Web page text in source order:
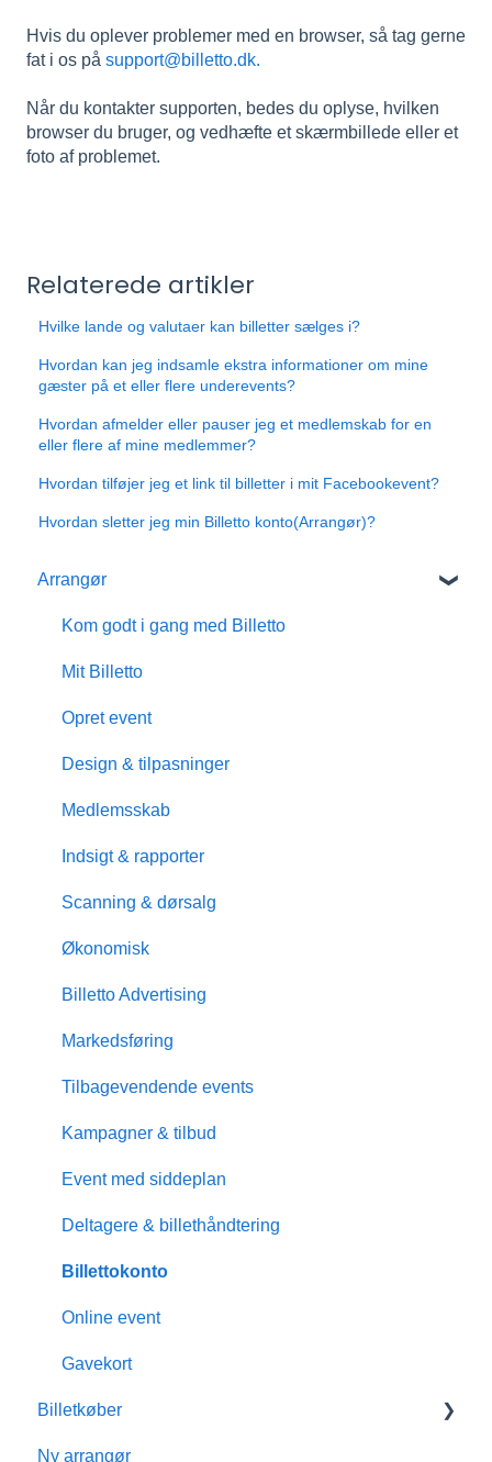
Hvis du oplever problemer med en browser, så tag gerne
fat i os på support@billetto.dk.
Når du kontakter supporten, bedes du oplyse, hvilken
browser du bruger, og vedhæfte et skærmbillede eller et
foto af problemet.
Relaterede artikler
Hvilke lande og valutaer kan billetter sælges i?
Hvordan kan jeg indsamle ekstra informationer om mine
gæster på et eller flere underevents?
Hvordan afmelder eller pauser jeg et medlemskab for en
eller flere af mine medlemmer?
Hvordan tilføjer jeg et link til billetter i mit Facebookevent?
Hvordan sletter jeg min Billetto konto(Arrangør)?
Arrangør
Kom godt i gang med Billetto
Mit Billetto
Opret event
Design & tilpasninger
Medlemsskab
Indsigt & rapporter
Scanning & dørsalg
Økonomisk
Billetto Advertising
Markedsføring
Tilbagevendende events
Kampagner & tilbud
Event med siddeplan
Deltagere & billethåndtering
Billettokonto
Online event
Gavekort
Billetkøber
Medlemsskab
Ny arrangør